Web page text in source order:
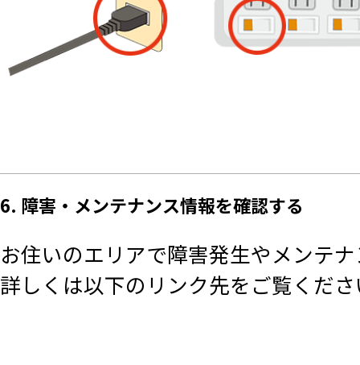
6. 障害・メンテナンス情報を確認する
お住いのエリアで障害発生やメンテ
詳しくは以下のリンク先をご覧くだ